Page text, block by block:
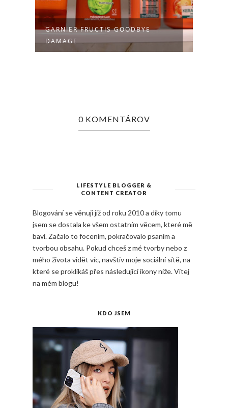
GARNIER FRUCTIS GOODBYE
DAMAGE
0 KOMENTÁROV
LIFESTYLE BLOGGER &
CONTENT CREATOR
Blogování se věnuji již od roku 2010 a díky tomu
jsem se dostala ke všem ostatním věcem, které mě
baví. Začalo to focením, pokračovalo psaním a
tvorbou obsahu. Pokud chceš z mé tvorby nebo z
mého života vidět víc, navštiv moje sociální sítě, na
které se proklikáš přes následující ikony níže. Vítej
na mém blogu!
KDO JSEM